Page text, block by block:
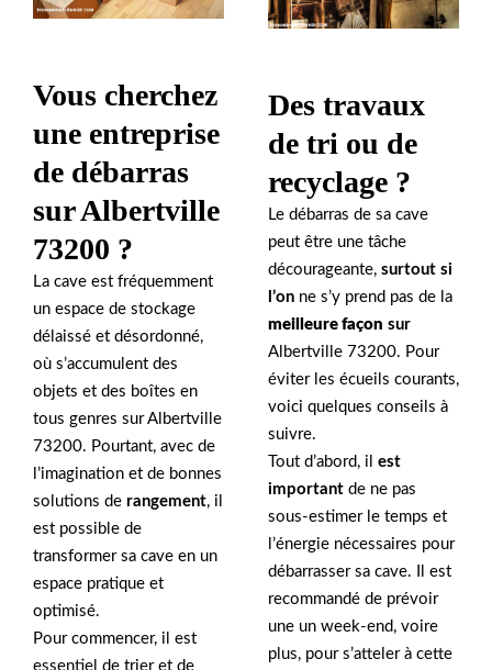
Vous cherchez
une entreprise
de débarras
sur Albertville
73200 ?
La cave est fréquemment
un espace de stockage
délaissé et désordonné,
où s’accumulent des
objets et des boîtes en
tous genres sur Albertville
73200. Pourtant, avec de
l’imagination et de bonnes
solutions de rangement, il
est possible de
transformer sa cave en un
espace pratique et
optimisé.
Pour commencer, il est
essentiel de trier et de
Des travaux
de tri ou de
recyclage ?
Le débarras de sa cave
peut être une tâche
décourageante, surtout si
l’on ne s’y prend pas de la
meilleure façon sur
Albertville 73200. Pour
éviter les écueils courants,
voici quelques conseils à
suivre.
Tout d’abord, il est
important de ne pas
sous-estimer le temps et
l’énergie nécessaires pour
débarrasser sa cave. Il est
recommandé de prévoir
une un week-end, voire
plus, pour s’atteler à cette